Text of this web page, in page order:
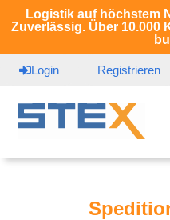
Logistik auf höchstem
Zuverlässig. Über 10.000
Login Registrieren